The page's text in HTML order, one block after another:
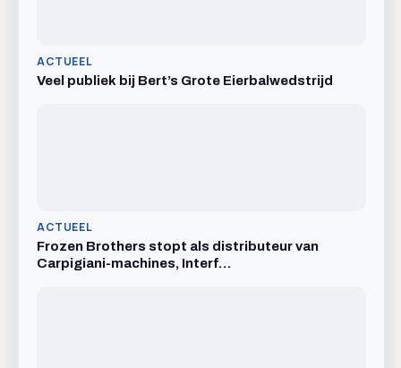
ACTUEEL
Veel publiek bij Bert’s Grote Eierbalwedstrijd
ACTUEEL
Frozen Brothers stopt als distributeur van
Carpigiani-machines, Interf…